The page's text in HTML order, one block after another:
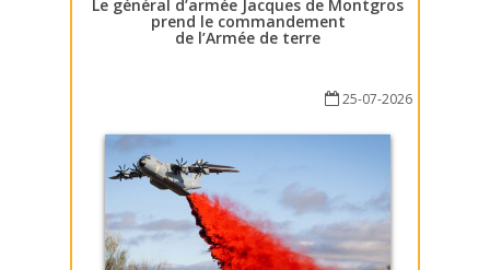
Le général d’armée Jacques de Montgros
prend le commandement
de l’Armée de terre
25-07-2026